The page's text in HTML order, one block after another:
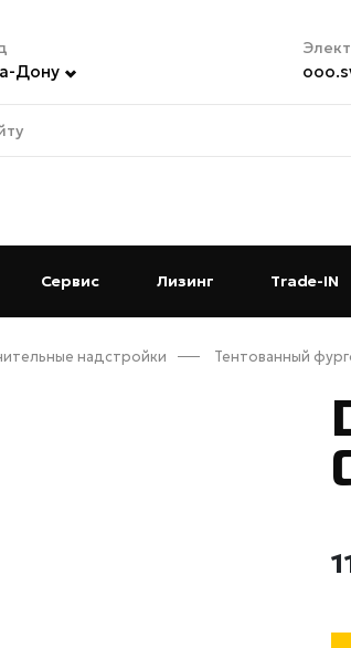
Дону
Сервис(current)Лизинг (current)Trade-IN
надстройки Тентованный